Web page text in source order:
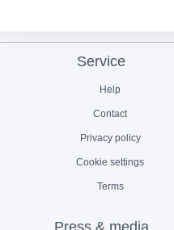
Service
Help
Contact
Privacy policy
Cookie settings
Terms
Press & media